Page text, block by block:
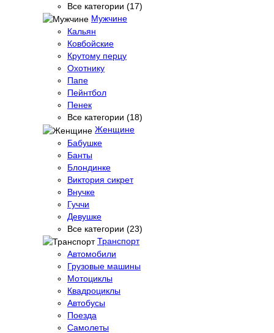
Все категории (17)
Мужчине
Кальян
Ковбойские
Крутому перцу
Охотнику
Папе
Пейнтбол
Пенек
Все категории (18)
Женщине
Бабушке
Банты
Блондинке
Виктория сикрет
Внучке
Гуччи
Девушке
Все категории (23)
Транспорт
Автомобили
Грузовые машины
Мотоциклы
Квадроциклы
Автобусы
Поезда
Самолеты